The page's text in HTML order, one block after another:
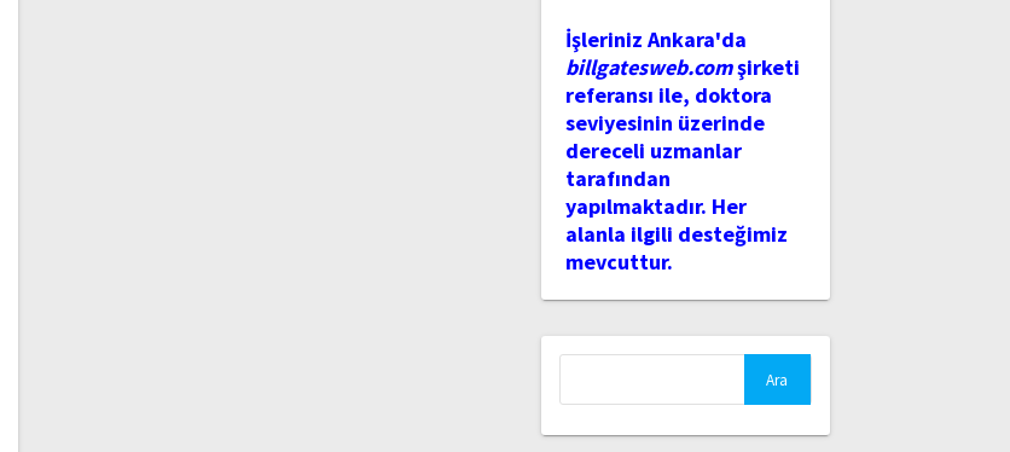
İşleriniz Ankara'da
billgatesweb.comşirketi
referansı ile, doktora
seviyesinin üzerinde
dereceli uzmanlar
tarafından
yapılmaktadır. Her
alanla ilgili desteğimiz
mevcuttur.